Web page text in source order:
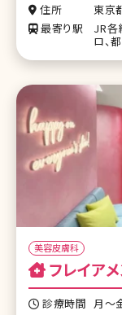
住所
東京
最寄り駅
JR各
ロ、
美容皮膚科
フレイア
診療時間 月～